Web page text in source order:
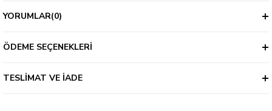
YORUMLAR(0)
ÖDEME SEÇENEKLERI
TESLIMAT VE İADE